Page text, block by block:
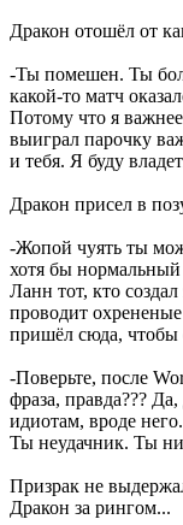
Дракон отошёл от
-Ты помешен. Ты
какой-то матч
Потому что я
выиграл парочку
и тебя. Я буду
Дракон присел в
-Жопой чуять ты
хотя бы нормальный
Ланн тот, кто
проводит
пришёл сюда, чтобы
-Поверьте, после
фраза, правда???
идиотам, вроде
Ты неудачник. Ты
Призрак не
Дракон за рингом...